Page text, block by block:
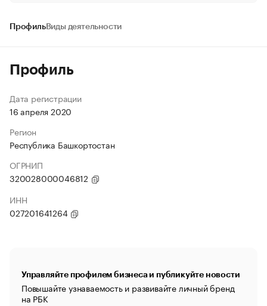
ПрофильВиды деятельности
Профиль
Дата регистрации
16 апреля 2020
Регион
Республика Башкортостан
ОГРНИП
320028000046812
ИНН
027201641264
Управляйте профилем бизнеса и публикуйте новости
Повышайте узнаваемость и развивайте личный бренд
на РБК